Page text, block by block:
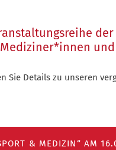
Sie Details zu unseren
& MEDIZIN“ AM